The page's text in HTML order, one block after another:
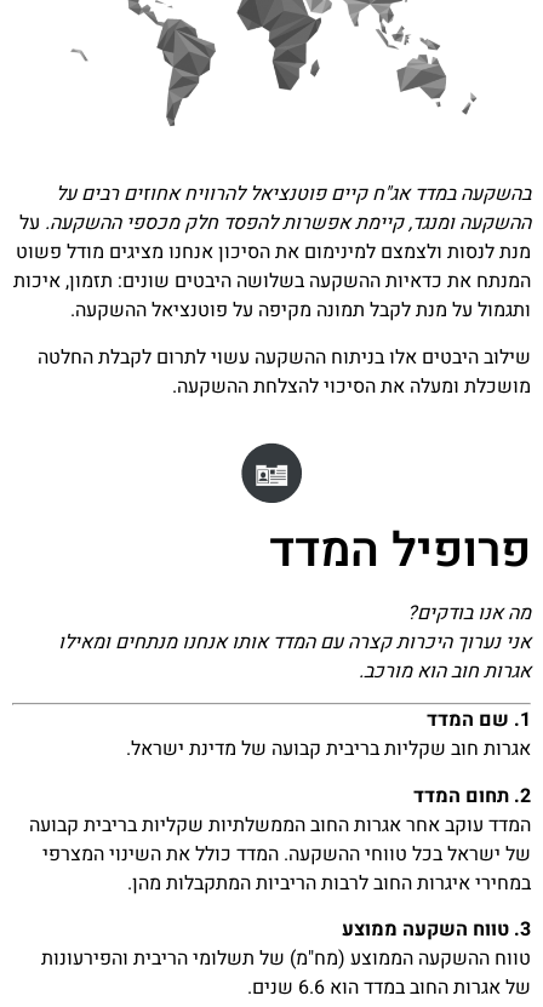
בהשקעה במדד אג"ח קיים פוטנציאל להרוויח אחוזים רבים על
ההשקעה ומנגד, קיימת אפשרות להפסד חלק מכספי ההשקעה. על
מנת לנסות ולצמצם למינימום את הסיכון אנחנו מציגים מודל פשוט
המנתח את כדאיות ההשקעה בשלושה היבטים שונים: תזמון, איכות
ותגמול על מנת לקבל תמונה מקיפה על פוטנציאל ההשקעה.
שילוב היבטים אלו בניתוח ההשקעה עשוי לתרום לקבלת החלטה
מושכלת ומעלה את הסיכוי להצלחת ההשקעה.
פרופיל המדד
מה אנו בודקים?
אני נערוך היכרות קצרה עם המדד אותו אנחנו מנתחים ומאילו
אגרות חוב הוא מורכב.
1. שם המדד
אגרות חוב שקליות בריבית קבועה של מדינת ישראל.
2. תחום המדד
המדד עוקב אחר אגרות החוב הממשלתיות שקליות בריבית קבועה
של ישראל בכל טווחי ההשקעה. המדד כולל את השינוי המצרפי
במחירי איגרות החוב לרבות הריביות המתקבלות מהן.
3. טווח השקעה ממוצע
טווח ההשקעה הממוצע (מח"מ) של תשלומי הריבית והפירעונות
של אגרות החוב במדד הוא 6.6 שנים.